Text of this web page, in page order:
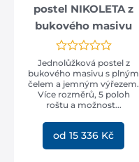
postel NIKOLETA z
bukového masivu
Jednolůžková postel z
bukového masivu s plným
čelem a jemným výřezem.
Více rozměrů, 5 poloh
roštu a možnost...
od 15 336 Kč